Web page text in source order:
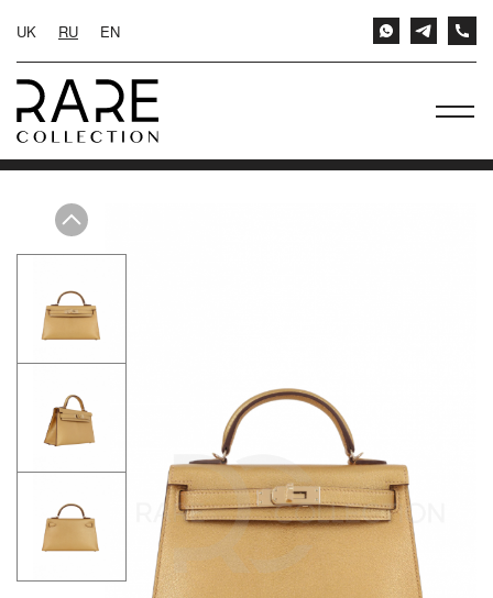
UK RU EN